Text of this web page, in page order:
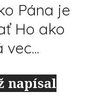
Pána je
Ho ako
napísal